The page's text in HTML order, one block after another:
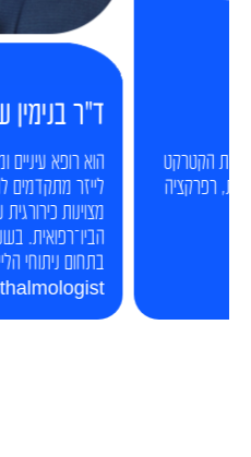
ד"ר בנימין שטרן
הוא רופא עיניים ומנתח בכיר
לייזר מתקדמים להסרת משקפיים
מצוינות כירורגית עם פעילות
הביו־רפואית.
Ophthalmologist.